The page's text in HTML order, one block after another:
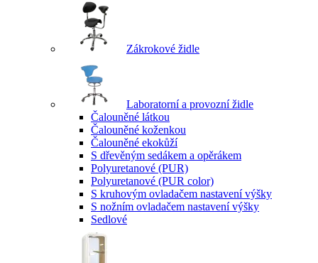
Zákrokové židle
Laboratorní a provozní židle
Čalouněné látkou
Čalouněné koženkou
Čalouněné ekokůží
S dřevěným sedákem a opěrákem
Polyuretanové (PUR)
Polyuretanové (PUR color)
S kruhovým ovladačem nastavení výšky
S nožním ovladačem nastavení výšky
Sedlové